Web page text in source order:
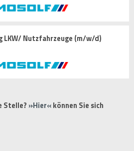
Nutzfahrzeuge (m/w/d)
Stelle? Hier
können Sie sich